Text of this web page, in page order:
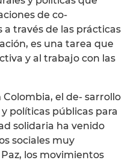
de co-
través de las prácticas
es una tarea que
y al trabajo con las
el de- sarrollo
políticas públicas para
solidaria ha venido
sociales muy
los movimientos